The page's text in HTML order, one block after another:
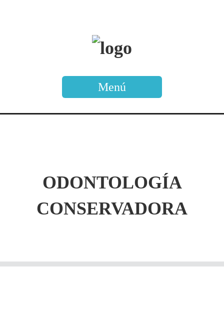
Menú
ODONTOLOGÍA
CONSERVADORA